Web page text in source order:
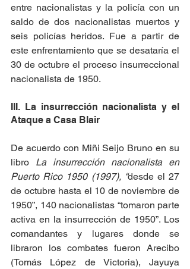
entre nacionalistas y la policía con un
saldo de dos nacionalistas muertos y
seis policías heridos. Fue a partir de
este enfrentamiento que se desataría el
30 de octubre el proceso insurreccional
nacionalista de 1950.
III. La insurrección nacionalista y el
Ataque a Casa Blair
De acuerdo con Miñi Seijo Bruno en su
libro La insurrección nacionalista en
Puerto Rico 1950 (1997), “desde el 27
de octubre hasta el 10 de noviembre de
1950”, 140 nacionalistas “tomaron parte
activa en la insurrección de 1950”. Los
comandantes y lugares donde se
libraron los combates fueron Arecibo
(Tomás López de Victoria), Jayuya